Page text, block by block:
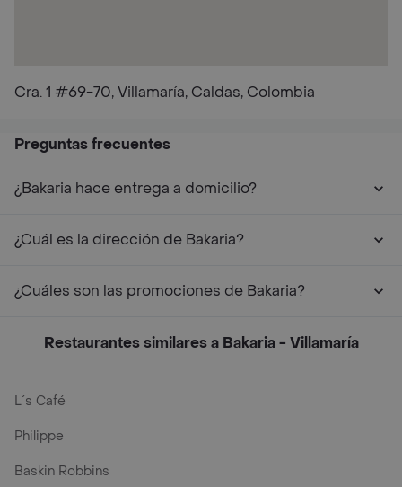
Cra. 1 #69-70, Villamaría, Caldas, Colombia
Preguntas frecuentes
¿Bakaria hace entrega a domicilio?
¿Cuál es la dirección de Bakaria?
¿Cuáles son las promociones de Bakaria?
Restaurantes similares a Bakaria - Villamaría
L´s Café
Philippe
Baskin Robbins